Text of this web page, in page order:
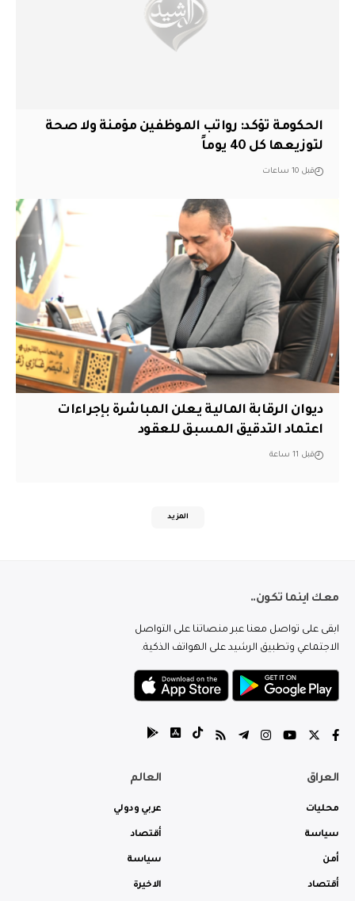
الحكومة تؤكد: رواتب الموظفين مؤمنة ولا صحة
لتوزيعها كل 40 يوماً
قبل 10 ساعات
ديوان الرقابة المالية يعلن المباشرة بإجراءات
اعتماد التدقيق المسبق للعقود
قبل 11 ساعة
المزيد
معك اينما تكون..
ابقى على تواصل معنا عبر منصاتنا على التواصل
الاجتماعي وتطبيق الرشيد على الهواتف الذكية.
العراق
محليات
سياسة
أمن
أقتصاد
العالم
عربي ودولي
أقتصاد
سياسة
الاخيرة